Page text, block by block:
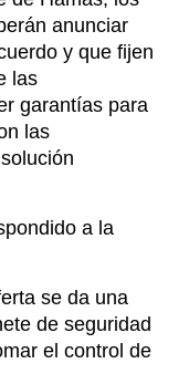
anunciar
y que fijen
las
garantías para
las
a la
se da una
de seguridad
el control de